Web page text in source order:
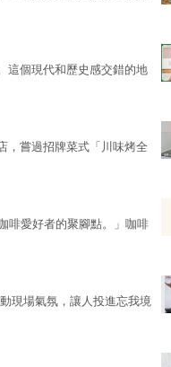
這個現代和歷史感交錯的地
，嘗過招牌菜式「川味烤全
啡愛好者的聚腳點。」咖啡
現場氣氛，讓人投進忘我境